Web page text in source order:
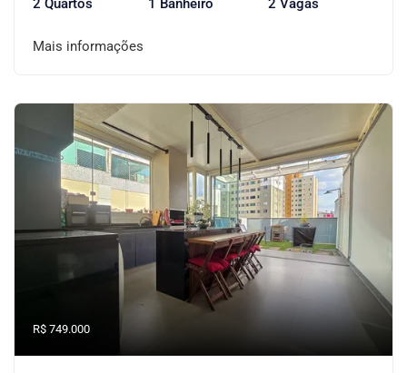
2 Quartos 1 Banheiro 2 Vagas
Mais informações
R$ 749.000